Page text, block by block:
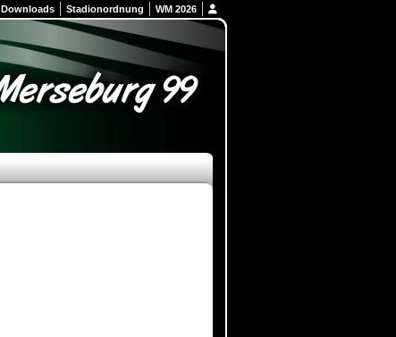
Downloads Stadionordnung WM 2026